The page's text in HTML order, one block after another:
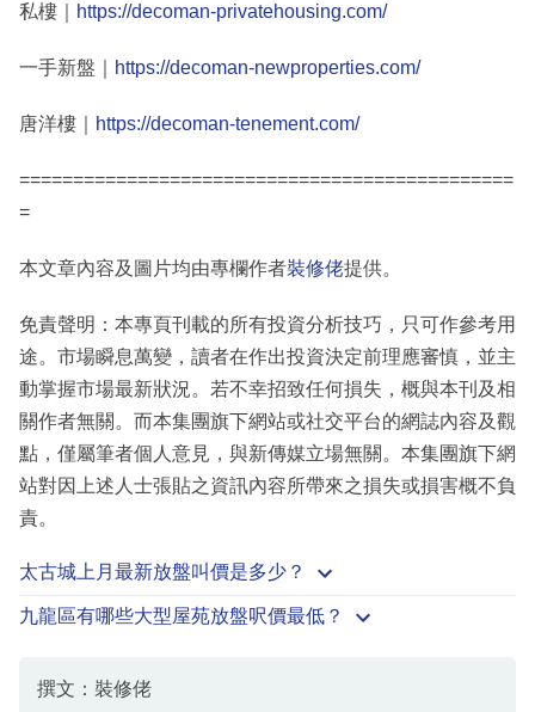
私樓｜ https://decoman-privatehousing.com/
一手新盤｜ https://decoman-newproperties.com/
唐洋樓｜ https://decoman-tenement.com/
==============================================
=
本文章內容及圖片均由專欄作者裝修佬提供。
免責聲明：本專頁刊載的所有投資分析技巧，只可作參考用
途。市場瞬息萬變，讀者在作出投資決定前理應審慎，並主
動掌握市場最新狀況。若不幸招致任何損失，概與本刊及相
關作者無關。而本集團旗下網站或社交平台的網誌內容及觀
點，僅屬筆者個人意見，與新傳媒立場無關。本集團旗下網
站對因上述人士張貼之資訊內容所帶來之損失或損害概不負
責。
太古城上月最新放盤叫價是多少？
九龍區有哪些大型屋苑放盤呎價最低？
撰文：裝修佬